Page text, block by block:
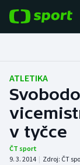
ME v atletice
ME v plavání
Fotbal
Hokej
ATLETIKA
v tyčce
ČT sport
9. 3. 2014 | Zdroj: ČT